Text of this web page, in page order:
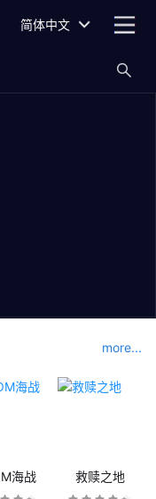
简体中文
more...
海战 救赎之地